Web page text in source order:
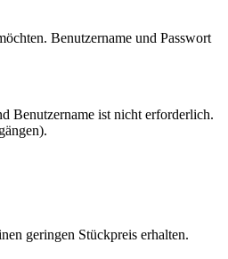
Benutzername und Passwort
Benutzername ist nicht erforderlich.
geringen Stückpreis erhalten.